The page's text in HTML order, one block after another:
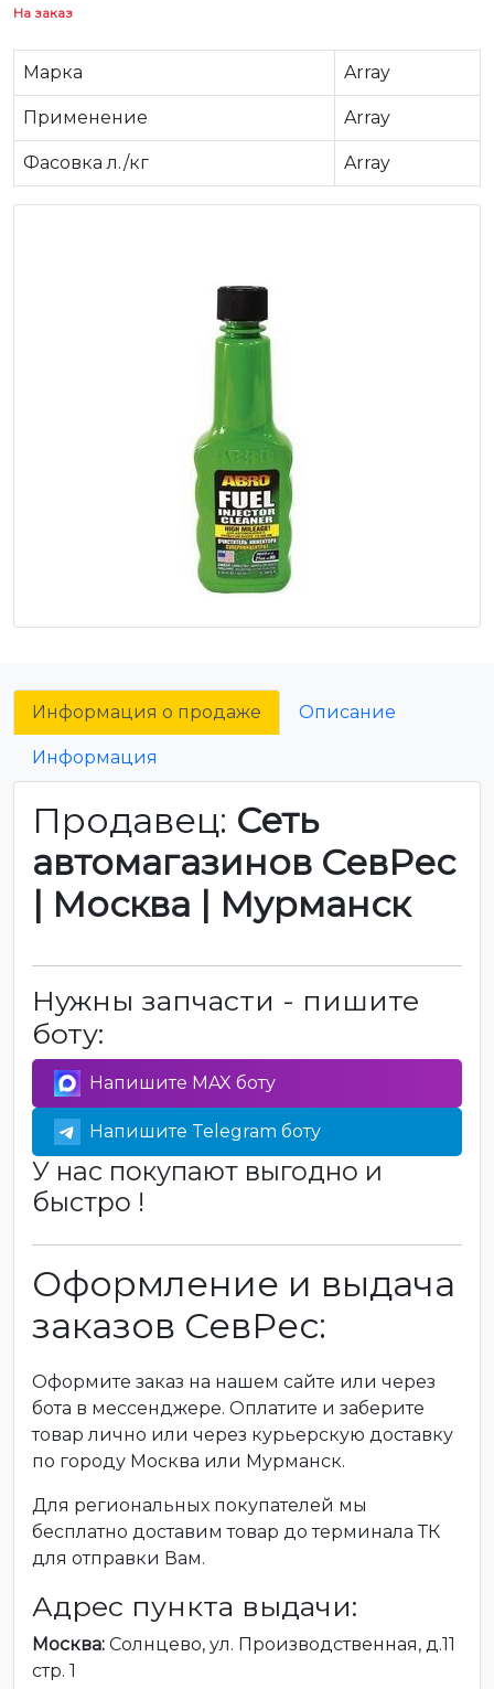
На заказ
Марка Array
Применение Array
Фасовка л./кг Array
Информация о продаже Описание
Информация
Продавец: Сеть
автомагазинов СевРес
| Москва | Мурманск
Нужны запчасти - пишите
боту:
Напишите MAX боту
Напишите Telegram боту
У нас покупают выгодно и
быстро !
Оформление и выдача
заказов СевРес:
Оформите заказ на нашем сайте или через
бота в мессенджере. Оплатите и заберите
товар лично или через курьерскую доставку
по городу Москва или Мурманск.
Для региональных покупателей мы
бесплатно доставим товар до терминала ТК
для отправки Вам.
Адрес пункта выдачи:
Москва: Солнцево, ул. Производственная, д.11
стр. 1